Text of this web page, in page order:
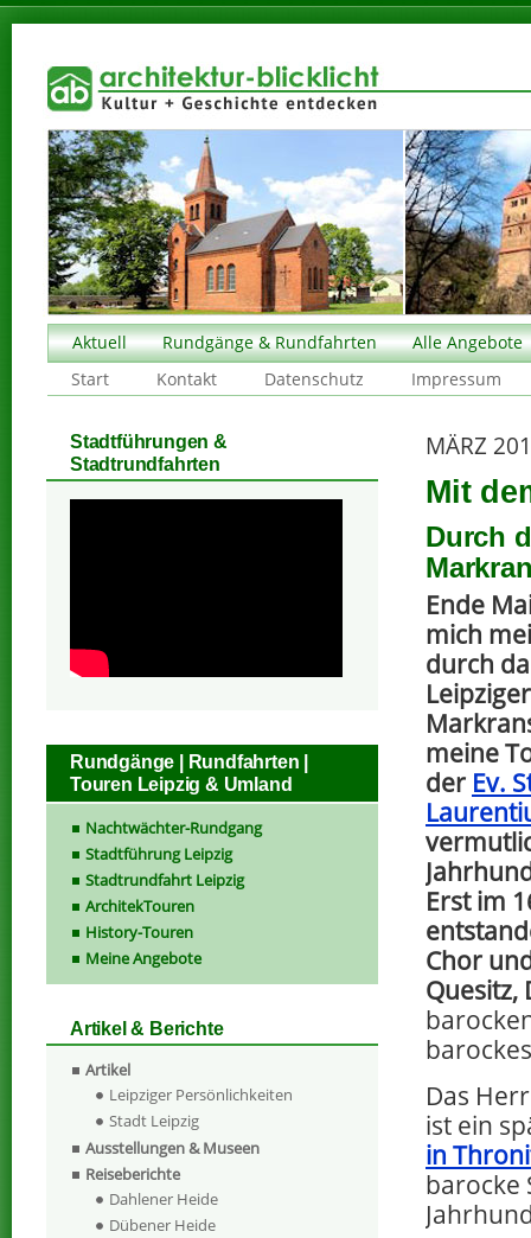
Aktuell Rundgänge & Rundfahrten
Alle Angebote
Start
Kontakt Datenschutz Impressum
MÄRZ
Mit
Durch
Ende
mich
durch
meine
der Ev.
Erst im
Chor
Das
ist ein
in
barocke
Stadtführungen &
Stadtrundfahrten
Rundgänge | Rundfahrten |
Touren Leipzig & Umland
Nachtwächter-Rundgang
Stadtführung Leipzig
Stadtrundfahrt Leipzig
ArchitekTouren
History-Touren
Meine Angebote
Artikel & Berichte
Artikel
Leipziger Persönlichkeiten
Stadt Leipzig
Ausstellungen & Museen
Reiseberichte
Dahlener Heide
Dübener Heide